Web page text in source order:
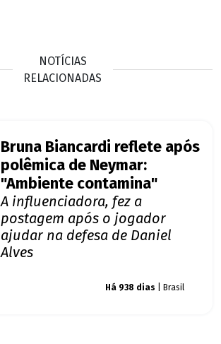
NOTÍCIAS
RELACIONADAS
Bruna Biancardi reflete após
polêmica de Neymar:
"Ambiente contamina"
A influenciadora, fez a
postagem após o jogador
ajudar na defesa de Daniel
Alves
Há 938 dias | Brasil